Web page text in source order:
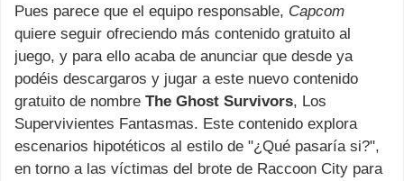
Pues parece que el equipo responsable, Capcom
quiere seguir ofreciendo más contenido gratuito al
juego, y para ello acaba de anunciar que desde ya
podéis descargaros y jugar a este nuevo contenido
gratuito de nombre The Ghost Survivors, Los
Supervivientes Fantasmas. Este contenido explora
escenarios hipotéticos al estilo de "¿Qué pasaría si?",
en torno a las víctimas del brote de Raccoon City para